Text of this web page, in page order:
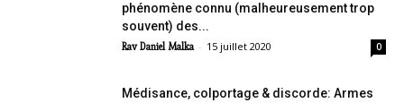
phénomène connu (malheureusement trop
souvent) des...
Rav Daniel Malka - 15 juillet 2020 0
Médisance, colportage & discorde: Armes